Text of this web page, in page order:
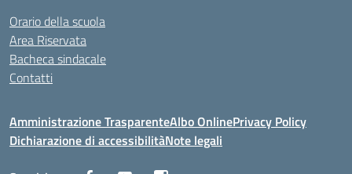
Orario della scuola
Area Riservata
Bacheca sindacale
Contatti
Amministrazione TrasparenteAlbo OnlinePrivacy Policy
Dichiarazione di accessibilitàNote legali